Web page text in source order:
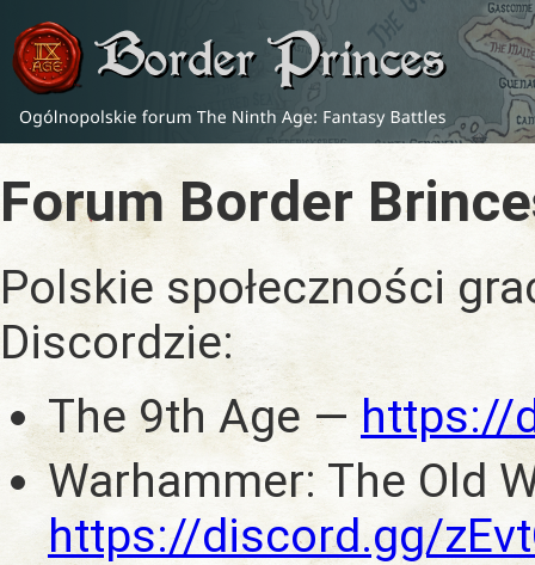
Forum Border
Polskie społeczności
Discordzie:
The 9th Age —https://
Warhammer: The Old
https://discord.gg/